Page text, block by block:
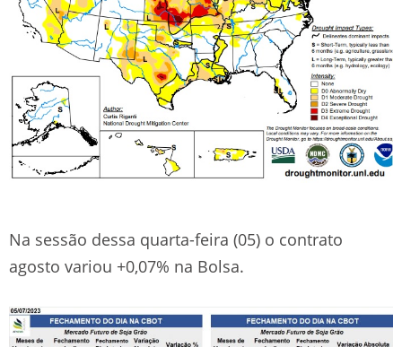
Na sessão dessa quarta-feira (05) o contrato
agosto variou +0,07% na Bolsa.